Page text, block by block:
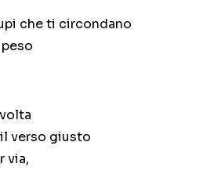
che ti circondano
verso giusto
via,